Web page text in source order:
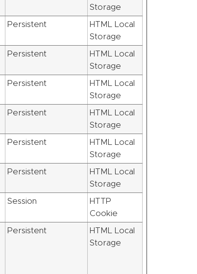
Storage
Persistent
HTML Local
Storage
Persistent
HTML Local
Storage
Persistent
HTML Local
Storage
Persistent
HTML Local
Storage
Persistent
HTML Local
Storage
Persistent
HTML Local
Storage
Session
HTTP
Cookie
Persistent
HTML Local
Storage